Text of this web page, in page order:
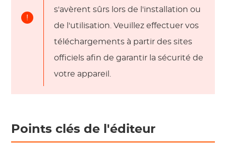
!
s'avèrent sûrs lors de l'installation ou
de l'utilisation. Veuillez effectuer vos
téléchargements à partir des sites
officiels afin de garantir la sécurité de
votre appareil.
Points clés de l'éditeur